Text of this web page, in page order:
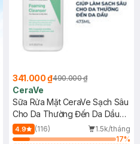
341.000 ₫490.000 ₫
CeraVe
Sữa Rửa Mặt CeraVe Sạch Sâu
Cho Da Thường Đến Da Dầu
473ml
4.9 (116)
1.5k/tháng
17%